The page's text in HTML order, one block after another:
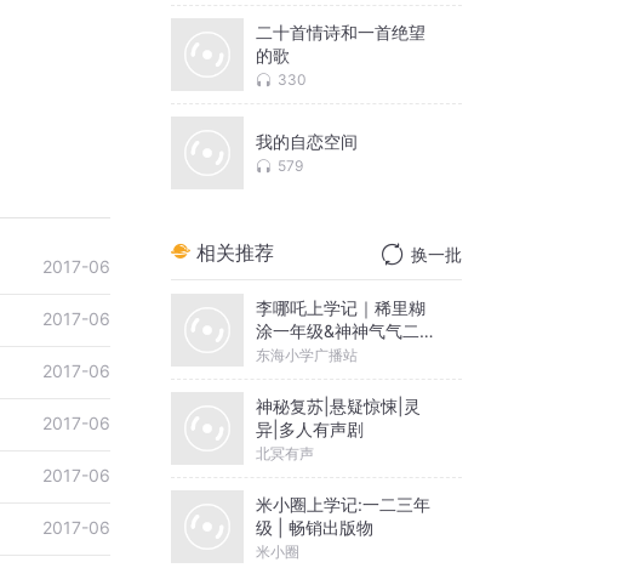
2017-06
2017-06
2017-06
2017-06
2017-06
2017-06
二十首情诗和一首绝望
的歌
330
我的自恋空间
579
相关推荐 换一批
李哪吒上学记｜稀里糊
涂一年级&神神气气二年
级
东海小学广播站
神秘复苏|悬疑惊悚|灵
异|多人有声剧
北冥有声
米小圈上学记:一二三年
级 | 畅销出版物
米小圈